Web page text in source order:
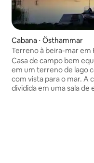
Cabana ⋅ Östhammar
Terreno à beira-mar em
vista para o mar e barco
Casa de campo bem
em um terreno de lago
com vista para o mar. A casa de campo é
dividida em uma sala de